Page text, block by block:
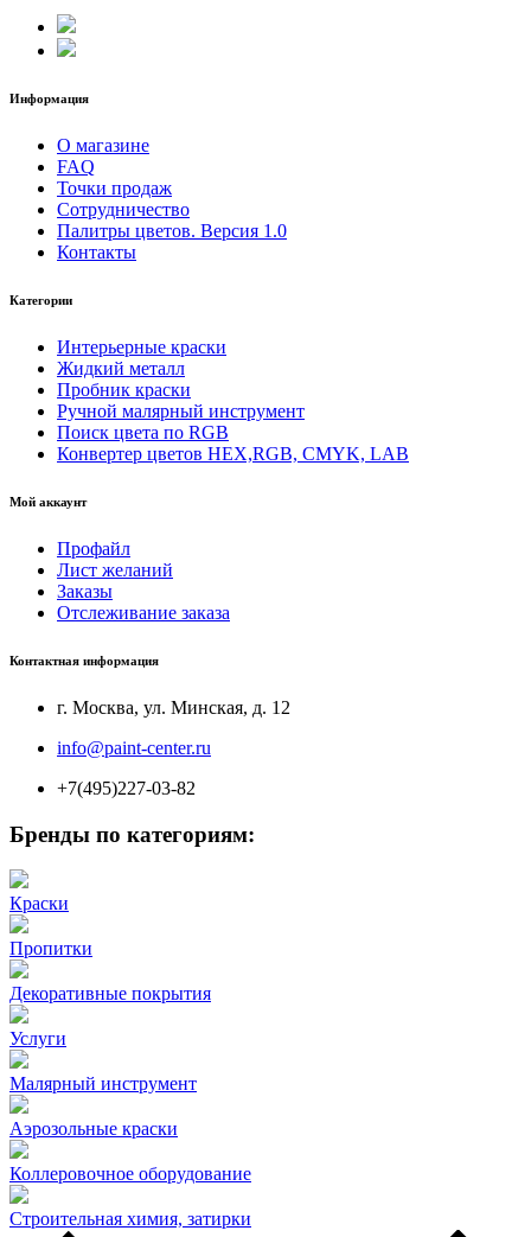
Информация
О магазине
FAQ
Точки продаж
Сотрудничество
Палитры цветов. Версия 1.0
Контакты
Категории
Интерьерные краски
Жидкий металл
Пробник краски
Ручной малярный инструмент
Поиск цвета по RGB
Конвертер цветов HEX,RGB, CMYK, LAB
Мой аккаунт
Профайл
Лист желаний
Заказы
Отслеживание заказа
Контактная информация
г. Москва, ул. Минская, д. 12
info@paint-center.ru
+7(495)227-03-82
Бренды по категориям:
Краски
Пропитки
Декоративные покрытия
Услуги
Малярный инструмент
Аэрозольные краски
Коллеровочное оборудование
Строительная химия, затирки